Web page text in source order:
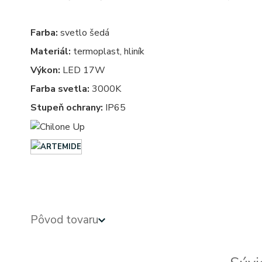
Farba: svetlo šedá
Materiál: termoplast, hliník
Výkon: LED 17W
Farba svetla: 3000K
Stupeň ochrany: IP65
Pôvod tovaru